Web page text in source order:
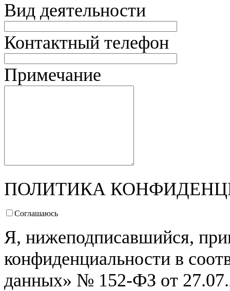
Вид деятельности
Контактный телефон
Примечание
ПОЛИТИКА
Соглашаюсь
Я, нижеподписавшийся,
конфиденциальности в
данных» № 152-ФЗ от